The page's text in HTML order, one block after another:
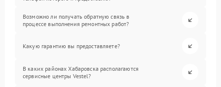
Возможно ли получать обратную связь в
процессе выполнения ремонтных работ?
Какую гарантию вы предоставляете?
В каких районах Хабаровска располагаются
сервисные центры Vestel?